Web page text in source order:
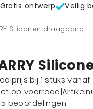
Gratis ontwerp Veilig
Siliconen draagband
bij 1 stuks vanaf
op voorraad|
beoordelingen